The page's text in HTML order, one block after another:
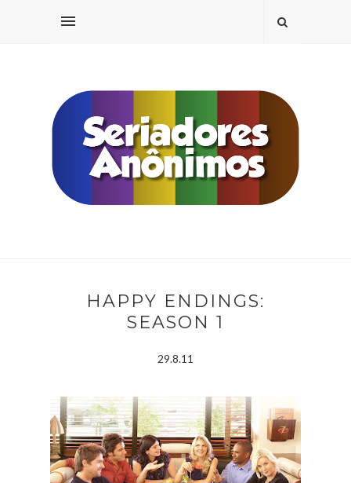
HAPPY ENDINGS:
SEASON 1
29.8.11